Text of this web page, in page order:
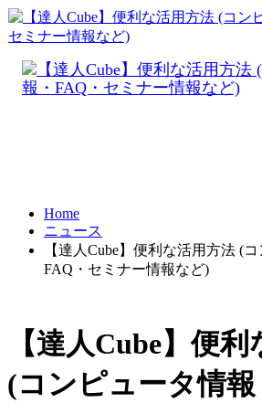
Home
ニュース
【達人Cube】便利な活用方法 (
FAQ・セミナー情報など)
【達人Cube】便
(コンピュータ情報